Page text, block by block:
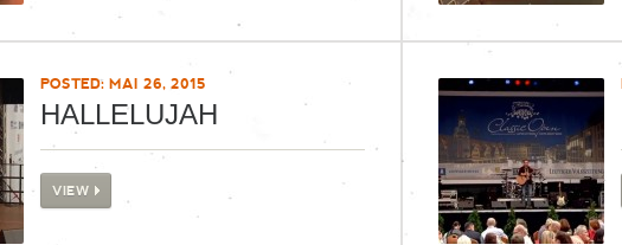
POSTED: MAI 26, 2015
HALLELUJAH
VIEW